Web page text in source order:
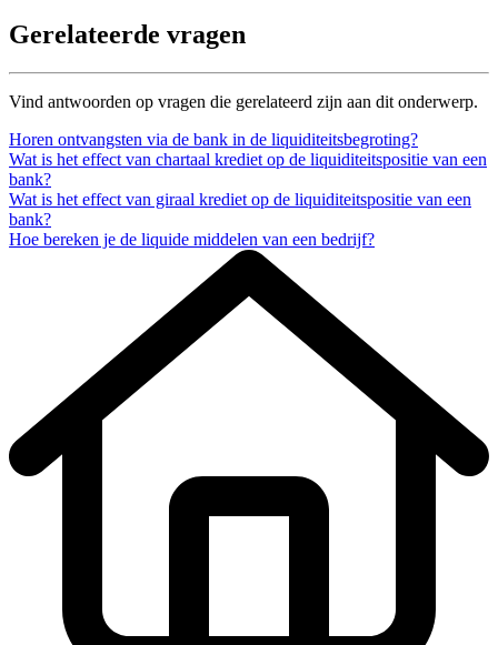
Gerelateerde vragen
Vind antwoorden op vragen die gerelateerd zijn aan dit onderwerp.
Horen ontvangsten via de bank in de liquiditeitsbegroting?
Wat is het effect van chartaal krediet op de liquiditeitspositie van een
bank?
Wat is het effect van giraal krediet op de liquiditeitspositie van een
bank?
Hoe bereken je de liquide middelen van een bedrijf?